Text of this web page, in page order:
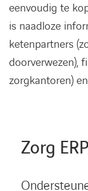
eenvoudig te
is naadloze
ketenpartners
doorverwezen),
zorgkantoren)
Zorg